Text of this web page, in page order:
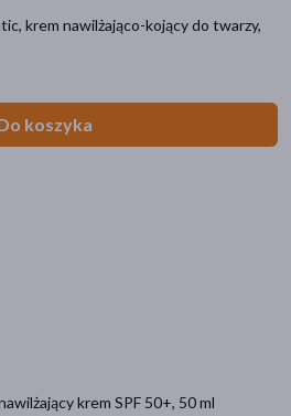
krem nawilżająco-kojący do twarzy,
koszyka
krem SPF 50+, 50 ml